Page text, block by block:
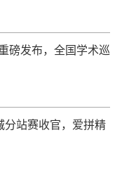
磅发布，全国学术巡
分站赛收官，爱拼精